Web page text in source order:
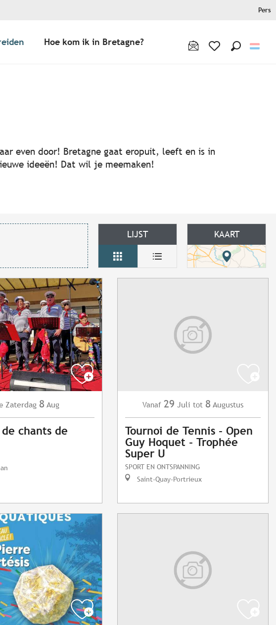
Pers
Hoe kom ik in Bretagne?
even door! Bretagne gaat eropuit, leeft en is in
ideeën! Dat wil je meemaken!
LIJST KAART
Zaterdag 8 Aug
chants de
Vanaf 29 Juli tot 8 Augustus
Tournoi de Tennis - Open
Guy Hoquet - Trophée
Super U
SPORT EN ONTSPANNING
Saint-Quay-Portrieux